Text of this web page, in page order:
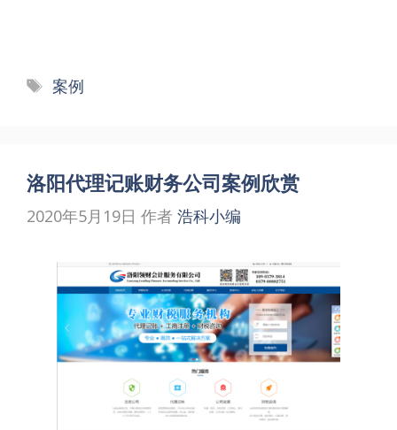
标
案例
洛阳代理记账财务公司案例欣赏
2020年5月19日 作者 浩科小编